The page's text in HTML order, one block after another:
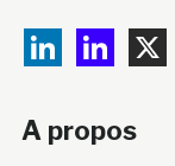
A propos